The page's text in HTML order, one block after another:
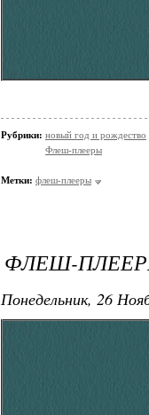
Рубрики: новый год и рождество
Флеш-плееры
Метки: флеш-плееры
ФЛЕШ-
Понедельник, 26